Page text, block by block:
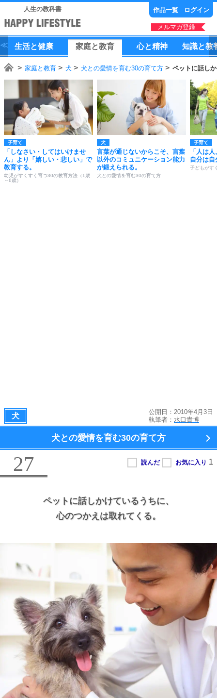
人生の教科書 作品一覧 ログイン
メルマガ登録
生活と健康 家庭と教育 心と精神 知識と教
家庭と教育 犬 犬との愛情を育む30の育て方 ペットに話し
子育て
「しなさい・してはいけませ
ん」より「嬉しい・悲しい」で
教育する。
幼児がすくすく育つ30の教育方法（1歳
～6歳）
犬
言葉が通じないからこそ、言葉
以外のコミュニケーション能力
が鍛えられる。
犬との愛情を育む30の育て方
子育て
「人は人
自分は自
子どもがす
犬
公開日：2010年4月3日
執筆者： 水口貴博
犬との愛情を育む30の育て方
27
ペットに話しかけているうちに、
心のつかえは取れてくる。